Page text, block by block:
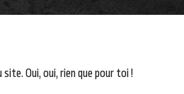
Oui, oui, rien que pour toi !